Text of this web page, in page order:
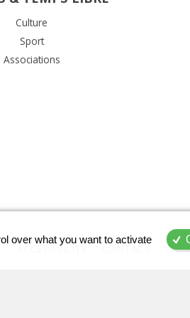
Culture
Sport
Associations
ACCESSIBILITÉ
over what you want to activate